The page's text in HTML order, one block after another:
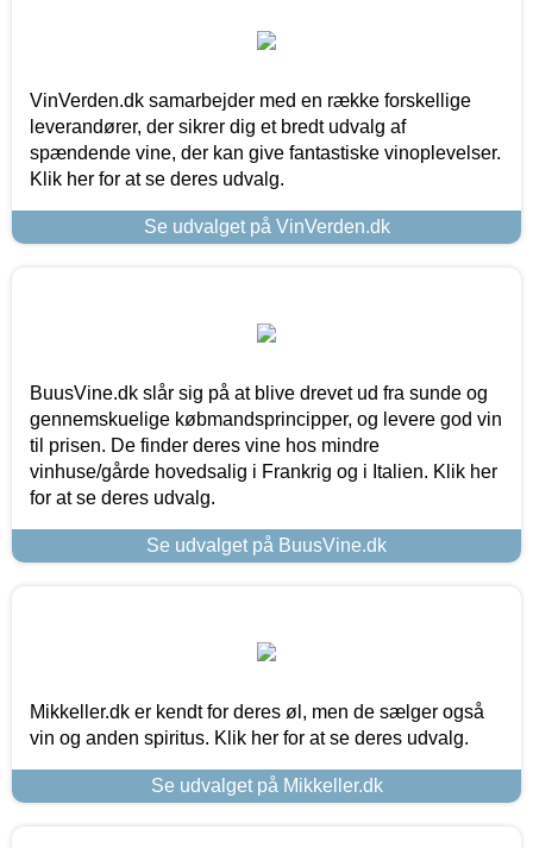
VinVerden.dk samarbejder med en række forskellige
leverandører, der sikrer dig et bredt udvalg af
spændende vine, der kan give fantastiske vinoplevelser.
Klik her for at se deres udvalg.
Se udvalget på VinVerden.dk
BuusVine.dk slår sig på at blive drevet ud fra sunde og
gennemskuelige købmandsprincipper, og levere god vin
til prisen. De finder deres vine hos mindre
vinhuse/gårde hovedsalig i Frankrig og i Italien. Klik her
for at se deres udvalg.
Se udvalget på BuusVine.dk
Mikkeller.dk er kendt for deres øl, men de sælger også
vin og anden spiritus. Klik her for at se deres udvalg.
Se udvalget på Mikkeller.dk